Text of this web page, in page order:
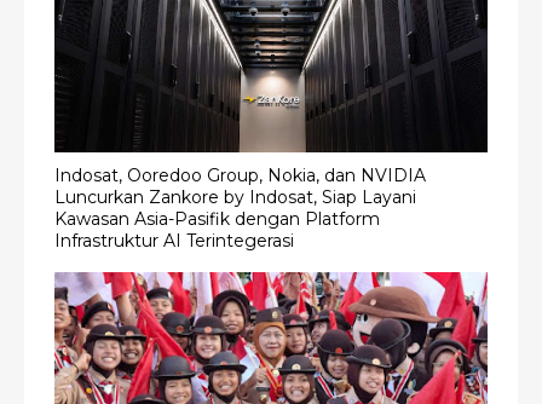
Indosat, Ooredoo Group, Nokia, dan NVIDIA
Luncurkan Zankore by Indosat, Siap Layani
Kawasan Asia-Pasifik dengan Platform
Infrastruktur AI Terintegerasi